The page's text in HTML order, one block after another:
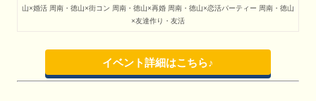
山×婚活 周南・徳山×街コン 周南・徳山×再婚 周南・徳山×恋活パーティー 周南・徳山
×友達作り・友活
イベント詳細はこちら♪